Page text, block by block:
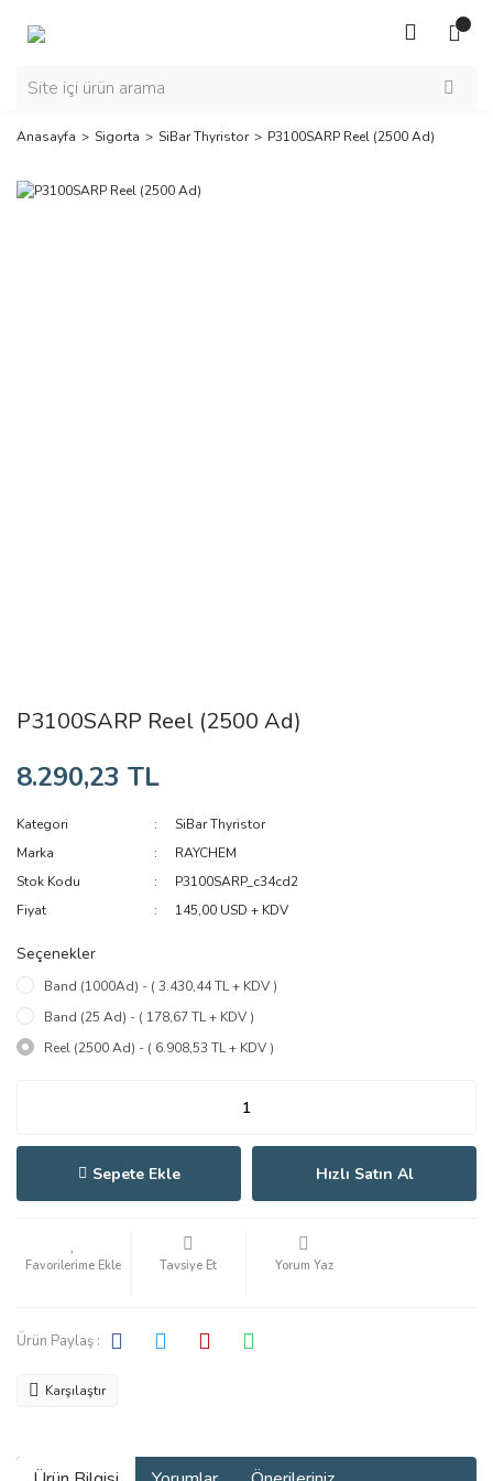
Anasayfa Sigorta SiBar Thyristor P3100SARP Reel (2500 Ad)
P3100SARP Reel (2500 Ad)
8.290,23 TL
Kategori
SiBar Thyristor
Marka
RAYCHEM
Stok Kodu
P3100SARP_c34cd2
Fiyat
145,00 USD + KDV
Seçenekler
Band (1000Ad) - ( 3.430,44 TL + KDV )
Band (25 Ad) - ( 178,67 TL + KDV )
Reel (2500 Ad) - ( 6.908,53 TL + KDV )
Sepete Ekle Hızlı Satın Al
Tavsiye Et Yorum Yaz
Ürün Paylaş :
Karşılaştır